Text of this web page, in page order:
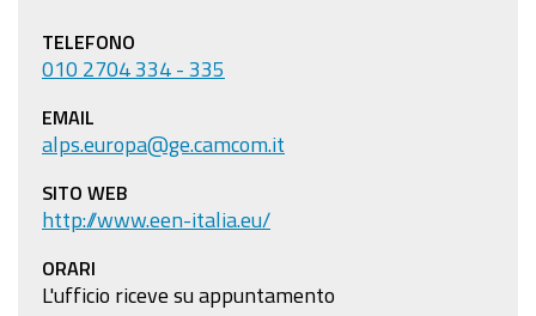
TELEFONO
010 2704 334 - 335
EMAIL
alps.europa@ge.camcom.it
SITO WEB
http://www.een-italia.eu/
ORARI
L'ufficio riceve su appuntamento